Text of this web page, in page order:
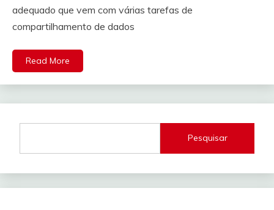
adequado que vem com várias tarefas de
compartilhamento de dados
Read More
Pesquisar